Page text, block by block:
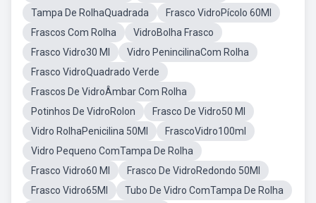
Tampa De RolhaQuadrada
Frasco VidroPícolo 60Ml
Frascos Com Rolha
VidroBolha Frasco
Frasco Vidro30 Ml
Vidro PenincilinaCom Rolha
Frasco VidroQuadrado Verde
Frascos De VidroÂmbar Com Rolha
Potinhos De VidroRolon
Frasco De Vidro50 Ml
Vidro RolhaPenicilina 50Ml
FrascoVidro100ml
Vidro Pequeno ComTampa De Rolha
Frasco Vidro60 Ml
Frasco De VidroRedondo 50Ml
Frasco Vidro65Ml
Tubo De Vidro ComTampa De Rolha